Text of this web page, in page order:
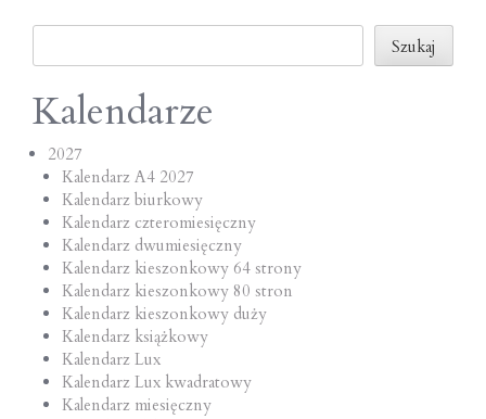
o
n
Szukaj
Szukaj
Kalendarze
2027
Kalendarz A4 2027
Kalendarz biurkowy
Kalendarz czteromiesięczny
Kalendarz dwumiesięczny
Kalendarz kieszonkowy 64 strony
Kalendarz kieszonkowy 80 stron
Kalendarz kieszonkowy duży
Kalendarz książkowy
Kalendarz Lux
Kalendarz Lux kwadratowy
Kalendarz miesięczny